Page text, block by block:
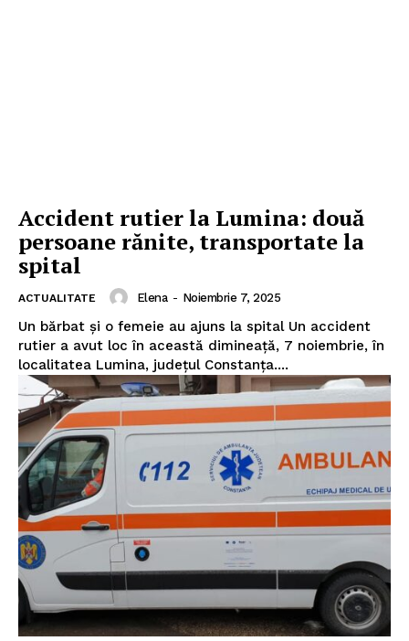
Pentru și mai mult conținut
exclusiv!
Accident rutier la Lumina: două
persoane rănite, transportate la
spital
ACTUALITATE Elena - Noiembrie 7, 2025
Un bărbat și o femeie au ajuns la spital Un accident
rutier a avut loc în această dimineață, 7 noiembrie, în
localitatea Lumina, județul Constanța....